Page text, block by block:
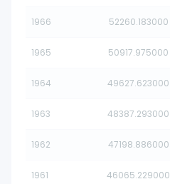
1966 52260.183000
1965 50917.975000
1964 49627.623000
1963 48387.293000
1962 47198.886000
1961 46065.229000